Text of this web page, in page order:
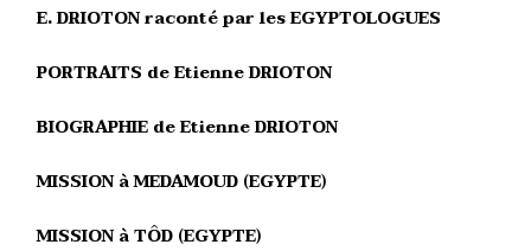
E. DRIOTON raconté par les EGYPTOLOGUES
PORTRAITS de Etienne DRIOTON
BIOGRAPHIE de Etienne DRIOTON
MISSION à MEDAMOUD (EGYPTE)
MISSION à TÔD (EGYPTE)